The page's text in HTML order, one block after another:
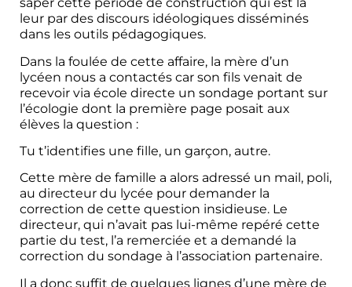
leur par des discours idéologiques disséminés
dans les outils pédagogiques.
Dans la foulée de cette affaire, la mère d’un
lycéen nous a contactés car son fils venait de
recevoir via école directe un sondage portant sur
l’écologie dont la première page posait aux
élèves la question :
Tu t’identifies une fille, un garçon, autre.
Cette mère de famille a alors adressé un mail, poli,
au directeur du lycée pour demander la
correction de cette question insidieuse. Le
directeur, qui n’avait pas lui-même repéré cette
partie du test, l’a remerciée et a demandé la
correction du sondage à l’association partenaire.
Il a donc suffit de quelques lignes d’une mère de